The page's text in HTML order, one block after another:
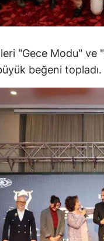
Aksaray
Bayburt
Karaman
Şırnak
Bartın
Iğdır
"Gece Modu" ve
beğeni topladı.